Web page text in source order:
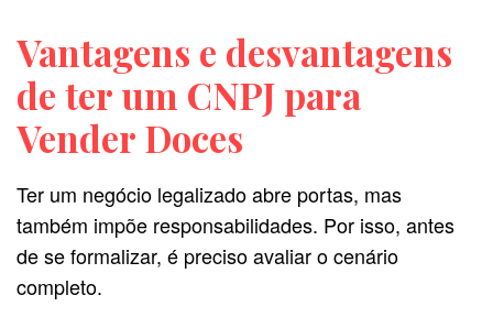
Vantagens e desvantagens
de ter um CNPJ para
Vender Doces
Ter um negócio legalizado abre portas, mas
também impõe responsabilidades. Por isso, antes
de se formalizar, é preciso avaliar o cenário
completo.